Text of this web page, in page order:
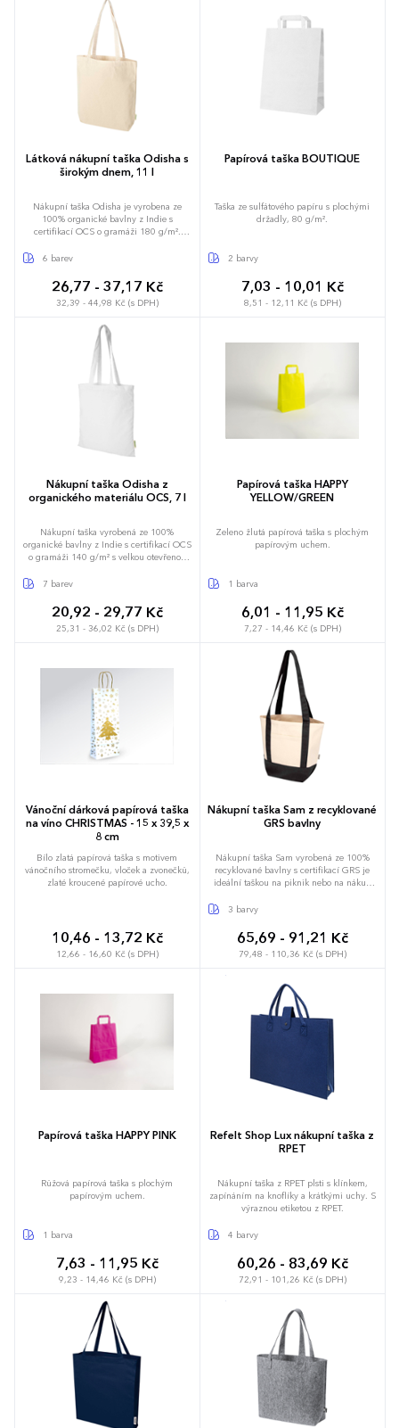
vyprat nebo složit do minimálních
Látková nákupní taška Odisha s
širokým dnem, 11 l
Nákupní taška Odisha je vyrobena ze
100% organické bavlny z Indie s
certifikací OCS o gramáži 180 g/m².
prostor díky svému širokému dnu a
popruhům. Nosnost do 5 kg. Objemová
kapacita: 11 litrů.
6 barev
26,77 - 37,17 Kč
32,39 - 44,98 Kč (s DPH)
Papírová taška BOUTIQUE
Taška ze sulfátového papíru s plochými
držadly, 80 g/m².
2 barvy
7,03 - 10,01 Kč
8,51 - 12,11 Kč (s DPH)
Nákupní taška Odisha z
organického materiálu OCS, 7 l
Nákupní taška vyrobená ze 100%
organické bavlny z Indie s certifikací OCS
o gramáži 140 g/m² s velkou otevřenou
prostoru pro všechny nezbytnosti. Díky
pohodlně přenáší, ať už jdete kamkoli.
Nosnost do 5 kg. Objemová kapacita: 7
litrů.
7 barev
20,92 - 29,77 Kč
25,31 - 36,02 Kč (s DPH)
Papírová taška HAPPY
YELLOW/GREEN
Zeleno žlutá papírová taška s plochým
papírovým uchem.
1 barva
6,01 - 11,95 Kč
7,27 - 14,46 Kč (s DPH)
Vánoční dárková papírová taška
na víno CHRISTMAS - 15 x 39,5 x
8 cm
Bílo zlatá papírová taška s motivem
vánočního stromečku, vloček a zvonečků,
zlaté kroucené papírové ucho.
10,46 - 13,72 Kč
12,66 - 16,60 Kč (s DPH)
Nákupní taška Sam z recyklované
GRS bavlny
Nákupní taška Sam vyrobená ze 100%
recyklované bavlny s certifikací GRS je
ideální taškou na piknik nebo na nákup
je taška pevná, má dlouhou životnost a
nošení těžkých věcí v hlavní přihrádce (až
5 kilogramů). Metody tisku na tuto tašku
jsou také certifikovány GRS, což zajišťuje,
transparentní a certifikovaný.
3 barvy
65,69 - 91,21 Kč
79,48 - 110,36 Kč (s DPH)
Papírová taška HAPPY PINK
Růžová papírová taška s plochým
papírovým uchem.
1 barva
7,63 - 11,95 Kč
9,23 - 14,46 Kč (s DPH)
Refelt Shop Lux nákupní taška z
RPET
Nákupní taška z RPET plsti s klínkem,
zapínáním na knoflíky a krátkými uchy. S
výraznou etiketou z RPET.
4 barvy
60,26 - 83,69 Kč
72,91 - 101,26 Kč (s DPH)